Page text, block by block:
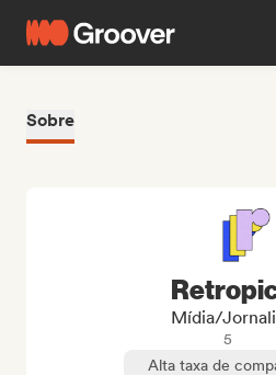
Sobre
Mídia/
5
Alta taxa de